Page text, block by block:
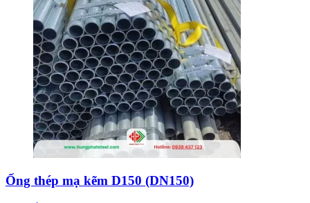
Ống thép mạ kẽm D150 (DN150)